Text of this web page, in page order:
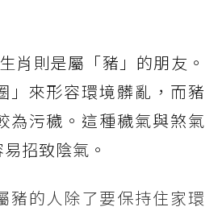
肖則是屬「豬」的朋友。
」來形容環境髒亂，而豬
為污穢。這種穢氣與煞氣
招致陰氣。
豬的人除了要保持住家環